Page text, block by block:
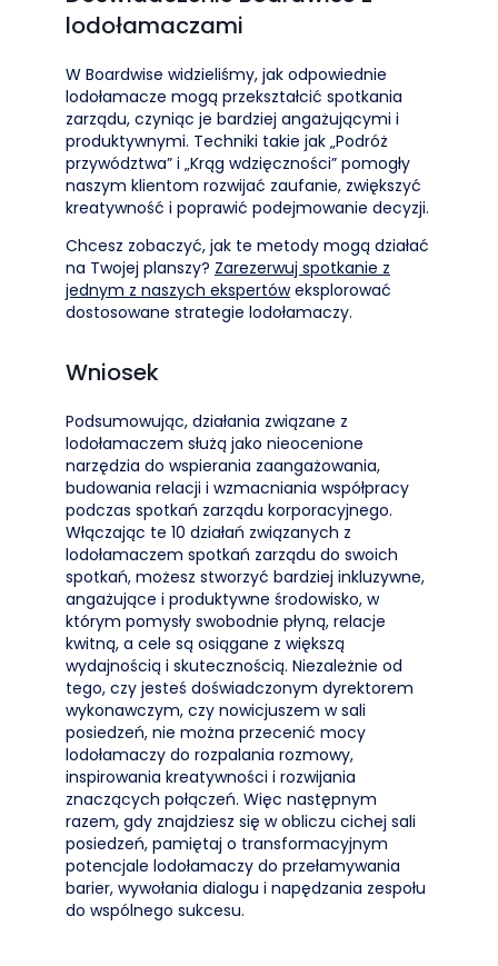
lodołamaczami
W Boardwise widzieliśmy, jak odpowiednie
lodołamacze mogą przekształcić spotkania
zarządu, czyniąc je bardziej angażującymi i
produktywnymi. Techniki takie jak „Podróż
przywództwa” i „Krąg wdzięczności” pomogły
naszym klientom rozwijać zaufanie, zwiększyć
kreatywność i poprawić podejmowanie decyzji.
Chcesz zobaczyć, jak te metody mogą działać
na Twojej planszy? Zarezerwuj spotkanie z
jednym z naszych ekspertóweksplorować
dostosowane strategie lodołamaczy.
Wniosek
Podsumowując, działania związane z
lodołamaczem służą jako nieocenione
narzędzia do wspierania zaangażowania,
budowania relacji i wzmacniania współpracy
podczas spotkań zarządu korporacyjnego.
Włączając te 10 działań związanych z
lodołamaczem spotkań zarządu do swoich
spotkań, możesz stworzyć bardziej inkluzywne,
angażujące i produktywne środowisko, w
którym pomysły swobodnie płyną, relacje
kwitną, a cele są osiągane z większą
wydajnością i skutecznością. Niezależnie od
tego, czy jesteś doświadczonym dyrektorem
wykonawczym, czy nowicjuszem w sali
posiedzeń, nie można przecenić mocy
lodołamaczy do rozpalania rozmowy,
inspirowania kreatywności i rozwijania
znaczących połączeń. Więc następnym
razem, gdy znajdziesz się w obliczu cichej sali
posiedzeń, pamiętaj o transformacyjnym
potencjale lodołamaczy do przełamywania
barier, wywołania dialogu i napędzania zespołu
do wspólnego sukcesu.